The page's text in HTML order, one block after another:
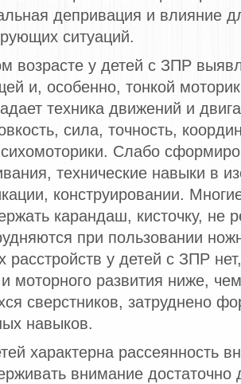
депривация и влияние
ситуаций.
возрасте у детей с ЗПР
и, особенно, тонкой
техника движений и
сила, точность,
Слабо
технические навыки в
конструировании.
карандаш, кисточку, не
при пользовании
расстройств у детей с ЗПР
моторного развития ниже,
сверстников, затруднено
навыков.
характерна рассеянность
внимание достаточно